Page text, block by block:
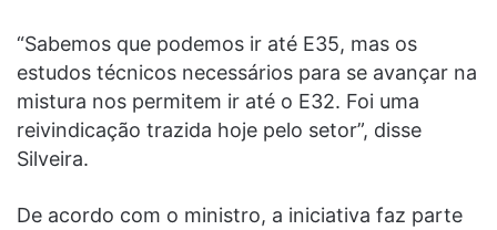
“Sabemos que podemos ir até E35, mas os
estudos técnicos necessários para se avançar na
mistura nos permitem ir até o E32. Foi uma
reivindicação trazida hoje pelo setor”, disse
Silveira.
De acordo com o ministro, a iniciativa faz parte